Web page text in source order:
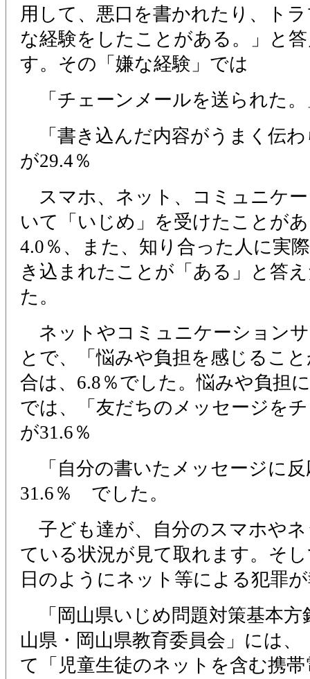
用して、悪口を書かれたり、ト
な経験をしたことがある。」と
す。その「嫌な経験」では
「チェーンメールを送られた。
「書き込んだ内容がうまく伝
が29.4％
スマホ、ネット、コミュニケ
いて「いじめ」を受けたことが
4.0％、また、知り合った人に実
き込まれたことが「ある」と答
た。
ネットやコミュニケーション
とで、「悩みや負担を感じるこ
合は、6.8％でした。悩みや負担
では、「友だちのメッセージを
が31.6％
「自分の書いたメッセージに
31.6％ でした。
子ども達が、自分のスマホや
ている状況が見て取れます。そ
日のようにネット等による犯罪
「岡山県いじめ問題対策基本
山県・岡山県教育委員会」には
て「児童生徒のネットを含む携